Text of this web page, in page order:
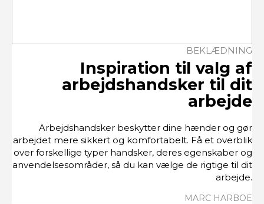
Inspiration til valg af
arbejdshandsker til dit
arbejde
BEKLÆDNING
Arbejdshandsker beskytter dine hænder og gør
arbejdet mere sikkert og komfortabelt. Få et overblik
over forskellige typer handsker, deres egenskaber og
anvendelsesområder, så du kan vælge de rigtige til dit
arbejde.
MARC HARBOE